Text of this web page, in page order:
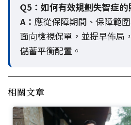
Q5： 如何有效規劃失智症的
A： 應從保障期間、保障範
面向檢視保單，並提早佈局
儲蓄平衡配置。
相關文章